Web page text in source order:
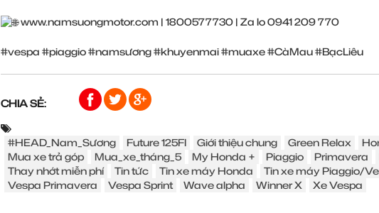
www.namsuongmotor.com | 1800577730 | Za lo 0941 209 770
#vespa #piaggio#namsương#khuyenmai#muaxe#CàMau#BạcLiêu
CHIA SẺ:
#HEAD_Nam_Sương Future 125FI Giới thiệu chung Green Relax
Mua xe trả góp
Mua_xe_tháng_5 My Honda + Piaggio Primavera
Thay nhớt miễn phí
Tin tức Tin xe máy Honda Tin xe máy Piaggio/
Vespa Primavera
Vespa Sprint Wave alpha Winner X Xe Vespa